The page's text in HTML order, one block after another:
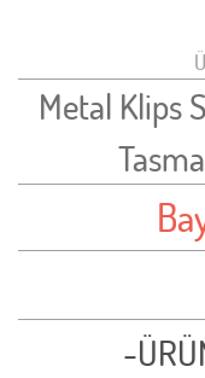
Metal Klips
-